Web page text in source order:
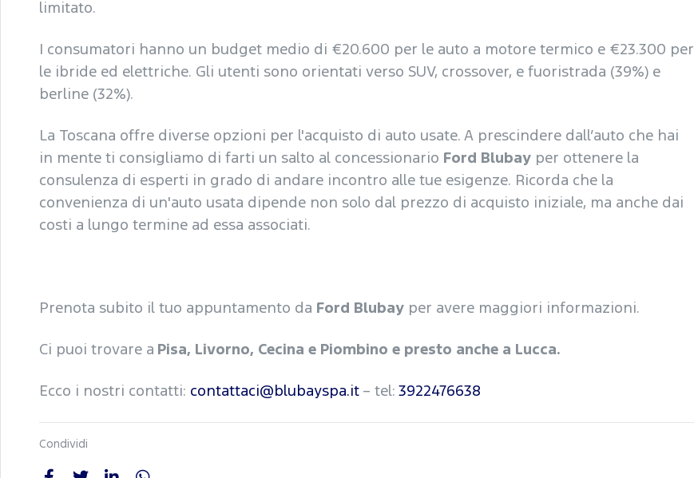
limitato.
I consumatori hanno un budget medio di €20.600 per le auto a motore termico e €23.300 per
le ibride ed elettriche. Gli utenti sono orientati verso SUV, crossover, e fuoristrada (39%) e
berline (32%).
La Toscana offre diverse opzioni per l'acquisto di auto usate. A prescindere dall’auto che hai
in mente ti consigliamo di farti un salto al concessionario Ford Blubay per ottenere la
consulenza di esperti in grado di andare incontro alle tue esigenze. Ricorda che la
convenienza di un'auto usata dipende non solo dal prezzo di acquisto iniziale, ma anche dai
costi a lungo termine ad essa associati.
Prenota subito il tuo appuntamento da Ford Blubay per avere maggiori informazioni.
Ci puoi trovare a Pisa, Livorno, Cecina e Piombino e presto anche a Lucca.
Ecco i nostri contatti: contattaci@blubayspa.it – tel: 3922476638
Condividi